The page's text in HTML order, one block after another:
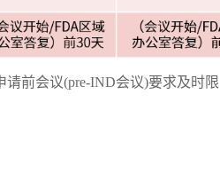
前会议(pre-IND会议)要求及时限